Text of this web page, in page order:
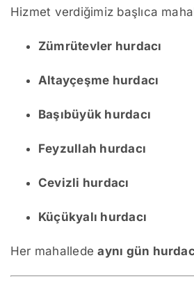
Hizmet verdiğimiz başlıca
Zümrütevler hurdacı
Altayçeşme hurdacı
Başıbüyük hurdacı
Feyzullah hurdacı
Cevizli hurdacı
Küçükyalı hurdacı
Her mahalledeaynı gün